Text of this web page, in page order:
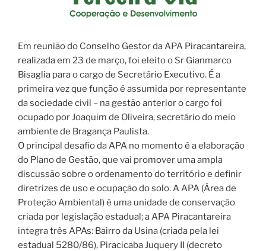
Em reunião do Conselho Gestor da APA Piracantareira,
realizada em 23 de março, foi eleito o Sr Gianmarco
Bisaglia para o cargo de Secretário Executivo. É a
primeira vez que função é assumida por representante
da sociedade civil – na gestão anterior o cargo foi
ocupado por Joaquim de Oliveira, secretário do meio
ambiente de Bragança Paulista.
O principal desafio da APA no momento é a elaboração
do Plano de Gestão, que vai promover uma ampla
discussão sobre o ordenamento do território e definir
diretrizes de uso e ocupação do solo. A APA (Área de
Proteção Ambiental) é uma unidade de conservação
criada por legislação estadual; a APA Piracantareira
integra três APAs: Bairro da Usina (criada pela lei
estadual 5280/86), Piracicaba Juquery II (decreto